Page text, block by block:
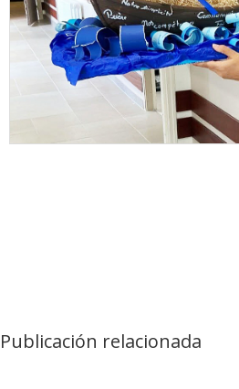
Publicación relacionada